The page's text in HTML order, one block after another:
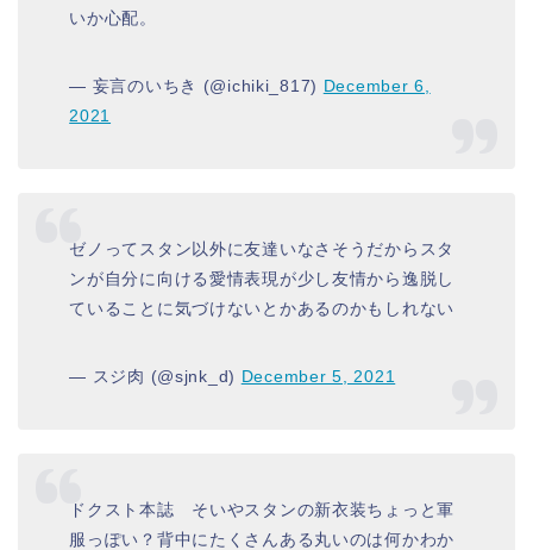
いか心配。
— 妄言のいちき (@ichiki_817) December 6,
2021
ゼノってスタン以外に友達いなさそうだからスタ
ンが自分に向ける愛情表現が少し友情から逸脱し
ていることに気づけないとかあるのかもしれない
— スジ肉 (@sjnk_d) December 5, 2021
ドクスト本誌 そいやスタンの新衣装ちょっと軍
服っぽい？背中にたくさんある丸いのは何かわか